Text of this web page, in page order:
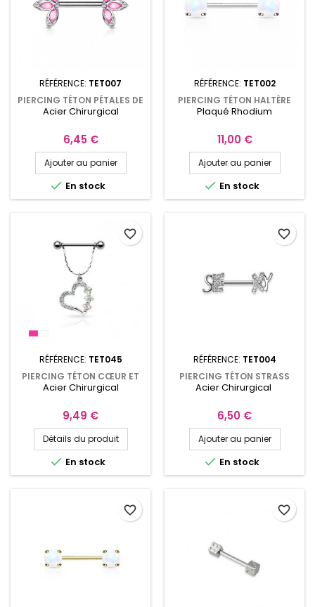
RÉFÉRENCE: TET007
PIERCING TÉTON PÉTALES DE
FLEUR ROSES TET007
Acier Chirurgical
Prix
6,45 €
Ajouter au panier
 En stock
RÉFÉRENCE: TET002
PIERCING TÉTON HALTÈRE
PLAQUÉ RHODIUM AVEC
TET002
Plaqué Rhodium
Prix
11,00 €
Ajouter au panier
 En stock
RÉFÉRENCE: TET045
PIERCING TÉTON CŒUR ET
FLEURS EN ZIRCONIUM
Acier Chirurgical
Prix
9,49 €
Détails du produit
 En stock
favorite_border
RÉFÉRENCE: TET004
PIERCING TÉTON STRASS
11MM SEXY BLANC TET004
Acier Chirurgical
Prix
6,50 €
Ajouter au panier
 En stock
favorite_border
favorite_border favorite_border